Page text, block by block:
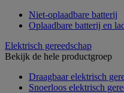
Niet-oplaadbare batterij
Oplaadbare batterij en
Elektrisch gereedschap
Bekijk de hele productgroep
Draagbaar elektrisch
Snoerloos elektrisch